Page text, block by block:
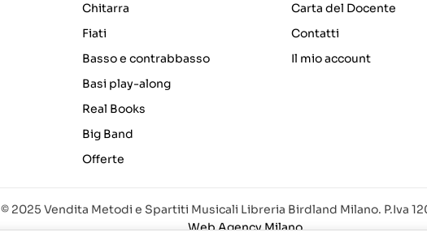
Chitarra
Fiati
Basso e contrabbasso
Basi play-along
Real Books
Big Band
Offerte
Carta del Docente
Contatti
Il mio account
© 2025 Vendita Metodi e Spartiti Musicali Libreria Birdland Milano. P.Iva
Web Agency Milano